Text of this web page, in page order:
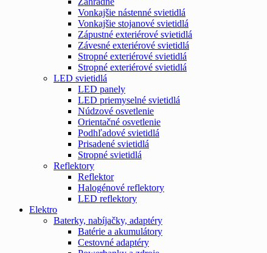
Vonkajšie nástenné svietidlá
Vonkajšie stojanové svietidlá
Zápustné exteriérové svietidlá
Závesné exteriérové svietidlá
Stropné exteriérové svietidlá
Stropné exteriérové svietidlá
LED svietidlá
LED panely
LED priemyselné svietidlá
Núdzové osvetlenie
Orientačné osvetlenie
Podhľadové svietidlá
Prisadené svietidlá
Stropné svietidlá
Reflektory
Reflektor
Halogénové reflektory
LED reflektory
Elektro
Baterky, nabíjačky, adaptéry
Batérie a akumulátory
Cestovné adaptéry